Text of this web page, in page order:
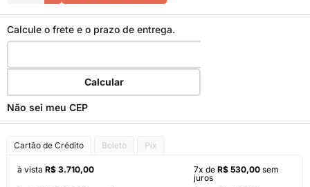
Calcule o frete e o prazo de entrega.
Calcular
Não sei meu CEP
Cartão de Crédito Boleto Pix
à vista R$ 3.710,00 7x de R$ 530,00 sem
juros